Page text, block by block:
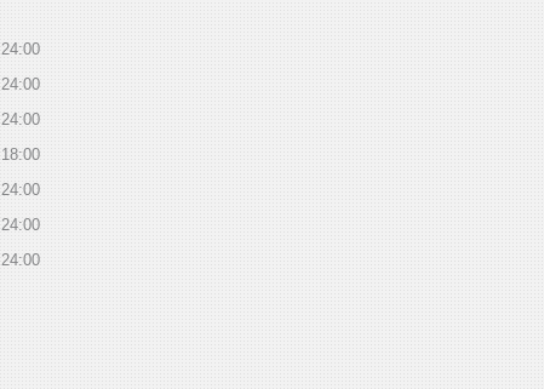
24:00
24:00
24:00
18:00
24:00
24:00
24:00